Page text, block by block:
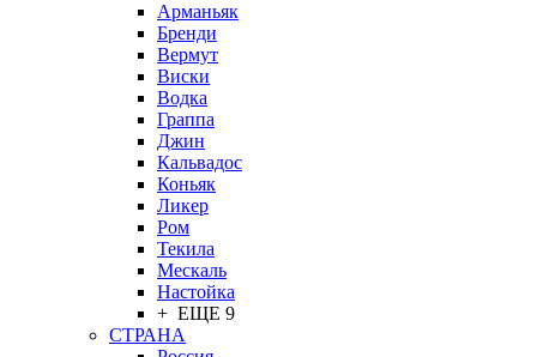
Арманьяк
Бренди
Вермут
Виски
Водка
Граппа
Джин
Кальвадос
Коньяк
Ликер
Ром
Текила
Мескаль
Настойка
+ ЕЩЕ 9
СТРАНА